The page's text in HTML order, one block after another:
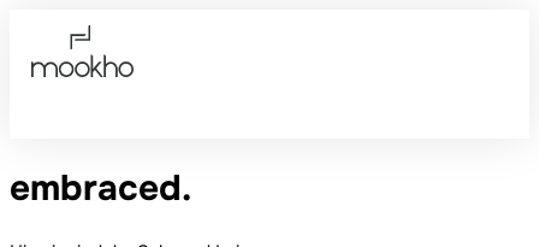
embraced.